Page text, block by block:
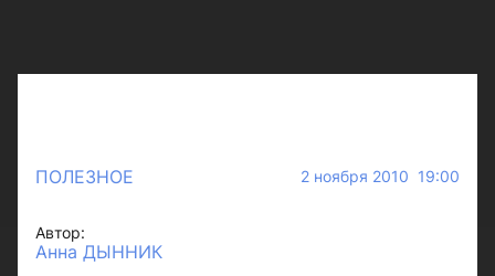
ПОЛЕЗНОЕ 2 ноября 2010 19:00
Автор:
Анна ДЫННИК